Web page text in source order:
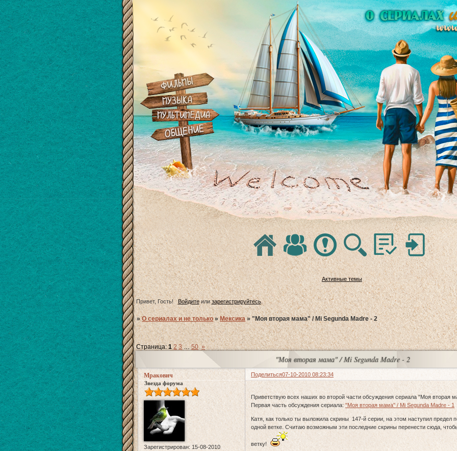
Активные темы
Привет, Гость! Войдитеилизарегистрируйтесь.
»О сериалах и не только »Мексика »"Моя вторая мама" / Mi Segunda Madre - 2
"Моя вторая мама" / Mi Segunda Madre - 2
Страница:1 2 3 … 50 »
Поделиться07-10-2010 08:23:34
Мракович
Звезда форума
Зарегистрирован: 15-08-2010
Приветствую всех наших во второй части обсуждения сериала "Моя
Первая часть обсуждения сериала:"Моя вторая мама" / Mi Segunda Madre - 1
Катя, как только ты выложила скрины 147-й серии, на этом наступил предел
одной ветке. Считаю возможным эти последние скрины перенести сюда,
ветку!